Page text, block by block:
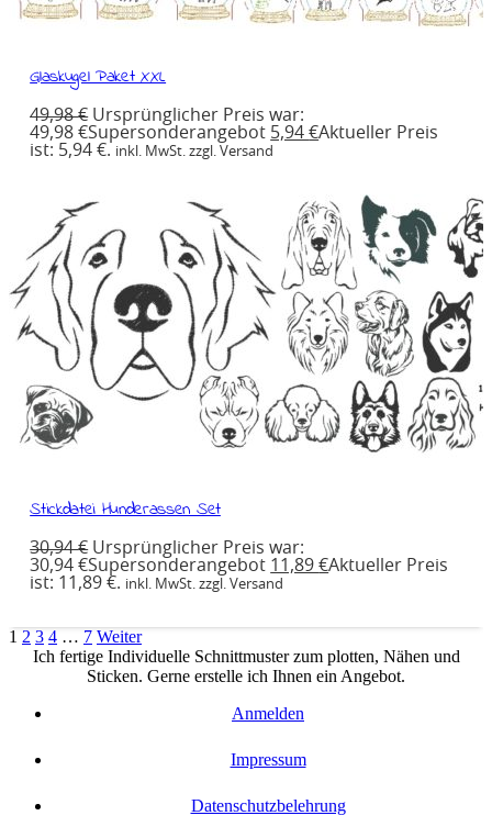
Glaskugel Paket XXL
49,98€ Ursprünglicher Preis war:
49,98 €Supersonderangebot 5,94€Aktueller Preis
ist: 5,94 €. inkl. MwSt. zzgl. Versand
Stickdatei Hunderassen Set
30,94€ Ursprünglicher Preis war:
30,94 €Supersonderangebot 11,89€Aktueller Preis
ist: 11,89 €. inkl. MwSt. zzgl. Versand
1 2 3 4 … 7 Weiter
Ich fertige Individuelle Schnittmuster zum plotten, Nähen und
Sticken. Gerne erstelle ich Ihnen ein Angebot.
Anmelden
Impressum
Datenschutzbelehrung